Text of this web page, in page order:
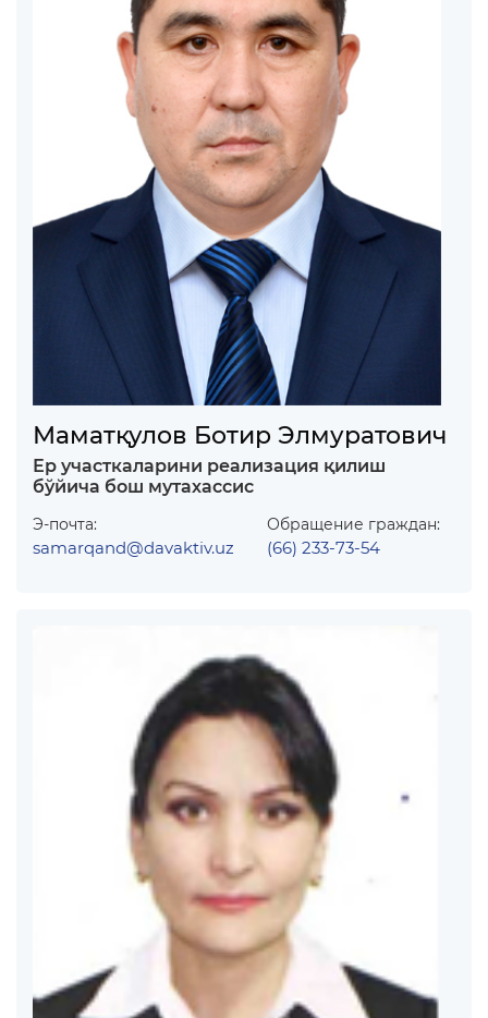
Маматқулов Ботир Элмуратович
Ер участкаларини реализация қилиш
бўйича бош мутахассис
Э-почта:
samarqand@davaktiv.uz
Обращение граждан:
(66) 233-73-54